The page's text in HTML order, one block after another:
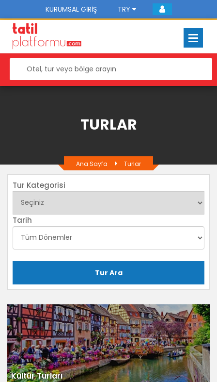
KURUMSAL GIRIŞ TRY
TURLAR
Ana Sayfa Turlar
Tur Kategorisi
Tarih
Tur Ara
Kültür Turları